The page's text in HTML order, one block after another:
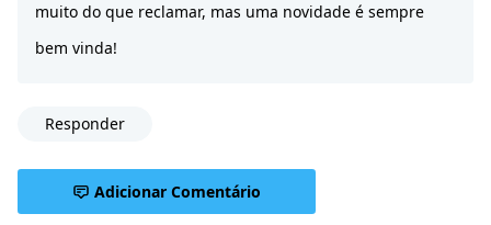
muito do que reclamar, mas uma novidade é sempre
bem vinda!
Responder
Adicionar Comentário